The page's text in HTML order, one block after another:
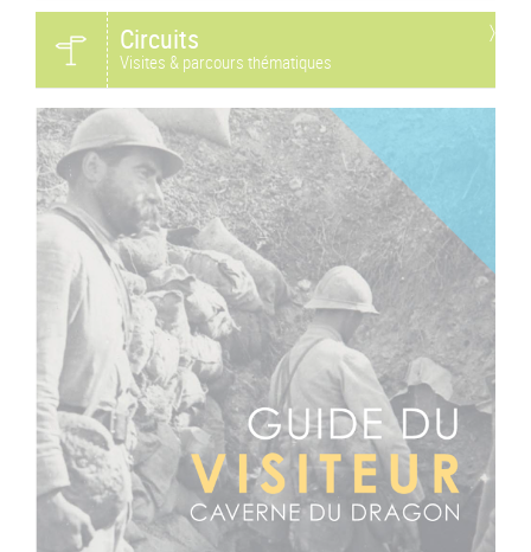
Circuits
Visites & parcours thématiques